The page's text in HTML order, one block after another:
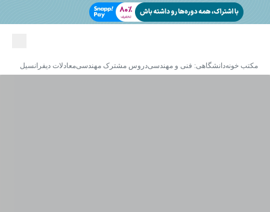
مکتب خونهدانشگاهی: فنی و مهندسیدروس مشترک مهندسیمعادلات دیفرانسیل